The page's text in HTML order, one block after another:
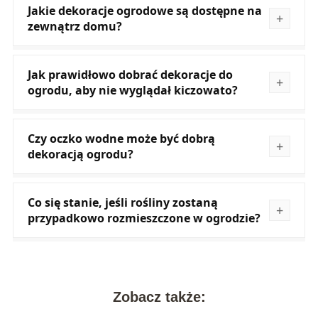
Jakie dekoracje ogrodowe są dostępne na
zewnątrz domu?
Jak prawidłowo dobrać dekoracje do
ogrodu, aby nie wyglądał kiczowato?
Czy oczko wodne może być dobrą
dekoracją ogrodu?
Co się stanie, jeśli rośliny zostaną
przypadkowo rozmieszczone w ogrodzie?
Zobacz także: